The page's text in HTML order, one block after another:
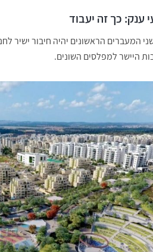
ענק: כך זה יעבוד
המעברים הראשונים יהיה חיבור ישיר
היישר למפלסים השונים.